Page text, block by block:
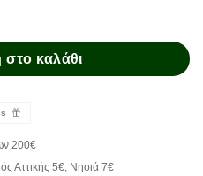
καλάθι
200€
Αττικής 5€, Νησιά 7€